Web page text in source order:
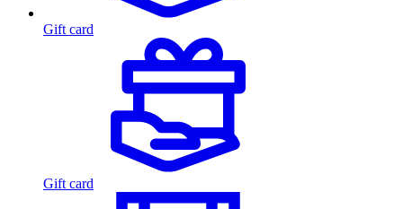
Gift card
Gift card